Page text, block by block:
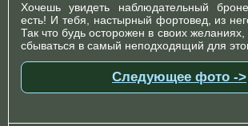
Хочешь увидеть наблюдательный
есть! И тебя, настырный фортовед, из
Так что будь осторожен в своих желаниях,
сбываться в самый неподходящий для
Следующее фото ->